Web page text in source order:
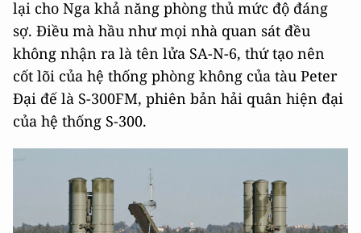
lại cho Nga khả năng phòng thủ mức độ đáng
sợ. Điều mà hầu như mọi nhà quan sát đều
không nhận ra là tên lửa SA-N-6, thứ tạo nên
cốt lõi của hệ thống phòng không của tàu Peter
Đại đế là S-300FM, phiên bản hải quân hiện đại
của hệ thống S-300.